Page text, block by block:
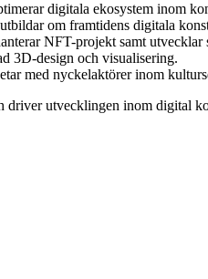
digitala ekosystem inom
om framtidens digitala
NFT-projekt samt utvecklar
3D-design och visualisering.
med nyckelaktörer inom
driver utvecklingen inom digital